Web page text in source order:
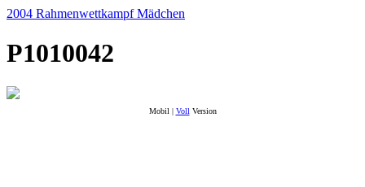
2004 Rahmenwettkampf Mädchen
P1010042
Mobil | Voll Version